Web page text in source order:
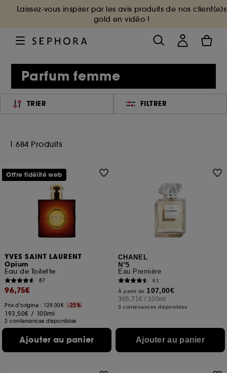
Laissez-vous inspirer par les avis produits de nos client(e)s
gold en vidéo !
Parfum femme
TRIER FILTRER
1 684 Produits
YVES SAINT LAURENT
Opium
Eau de Toilette
87
96,75€
Prix d'origine : 129,00€ -25%
193,50€ / 100ml
2 contenances disponibles
Ajouter au panier
Offre fidélité web
CHANEL
N°5
Eau Première
61
À partir de 107,00€
305,71€ / 100ml
3 contenances disponibles
Ajouter au panier